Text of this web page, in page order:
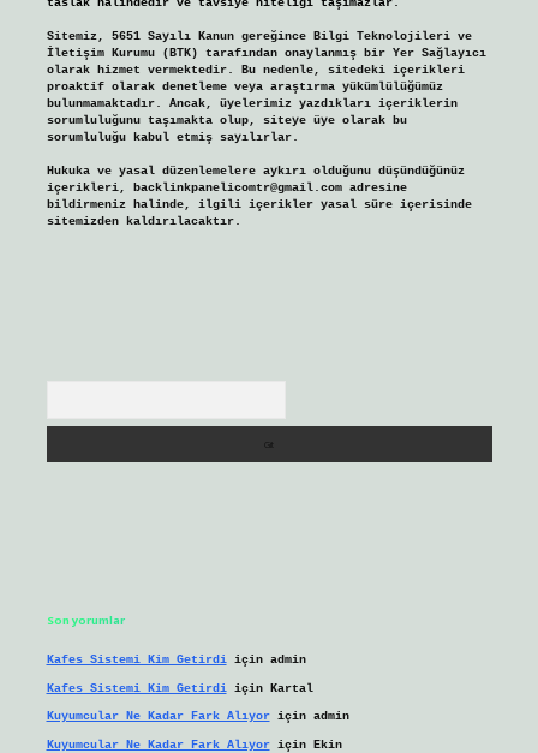
taslak halindedir ve tavsiye niteliği taşımazlar.
Sitemiz, 5651 Sayılı Kanun gereğince Bilgi Teknolojileri ve
İletişim Kurumu (BTK) tarafından onaylanmış bir Yer Sağlayıcı
olarak hizmet vermektedir. Bu nedenle, sitedeki içerikleri
proaktif olarak denetleme veya araştırma yükümlülüğümüz
bulunmamaktadır. Ancak, üyelerimiz yazdıkları içeriklerin
sorumluluğunu taşımakta olup, siteye üye olarak bu
sorumluluğu kabul etmiş sayılırlar.
Hukuka ve yasal düzenlemelere aykırı olduğunu düşündüğünüz
içerikleri, backlinkpanelicomtr@gmail.comadresine
bildirmeniz halinde, ilgili içerikler yasal süre içerisinde
sitemizden kaldırılacaktır.
Son yorumlar
Kafes Sistemi Kim Getirdiiçin admin
Kafes Sistemi Kim Getirdiiçin Kartal
Kuyumcular Ne Kadar Fark Alıyoriçin admin
Kuyumcular Ne Kadar Fark Alıyoriçin Ekin